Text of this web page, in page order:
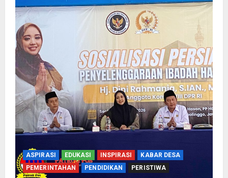
ASPIRASI EDUKASI INSPIRASI
KABAR DESA
PEMERINTAHAN
PENDIDIKAN PERISTIWA